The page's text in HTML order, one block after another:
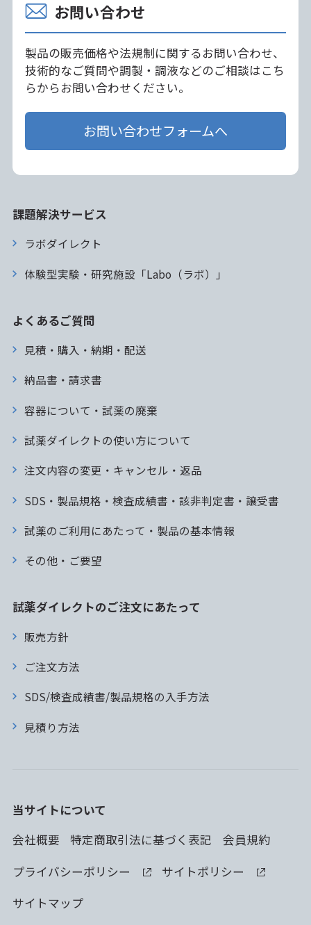
お問い合わせ
製品の販売価格や法規制に関するお問い合わせ、
技術的なご質問や調製・調液などのご相談はこち
らからお問い合わせください。
お問い合わせフォームへ
課題解決サービス
ラボダイレクト
体験型実験・研究施設「Labo（ラボ）」
よくあるご質問
見積・購入・納期・配送
納品書・請求書
容器について・試薬の廃棄
試薬ダイレクトの使い方について
注文内容の変更・キャンセル・返品
SDS・製品規格・検査成績書・該非判定書・譲受書
試薬のご利用にあたって・製品の基本情報
その他・ご要望
試薬ダイレクトのご注文にあたって
販売方針
ご注文方法
SDS/検査成績書/製品規格の入手方法
見積り方法
当サイトについて
会社概要
特定商取引法に基づく表記
会員規約
プライバシーポリシー
サイトポリシー
サイトマップ